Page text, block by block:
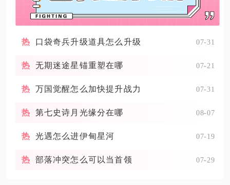
口袋奇兵升级道具怎么升级 07-31
无期迷途星锚重塑在哪 07-21
万国觉醒怎么加快提升战力 07-31
第七史诗月光缘分在哪 08-07
光遇怎么进伊甸星河 07-19
部落冲突怎么可以当首领 07-29